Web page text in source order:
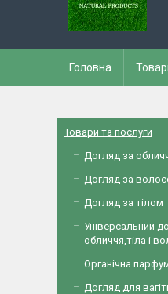
Головна
Товари та послуги
Догляд за
Догляд за
Догляд за тілом
Універсальний
обличчя,тіла і
Органічна
Догляд для